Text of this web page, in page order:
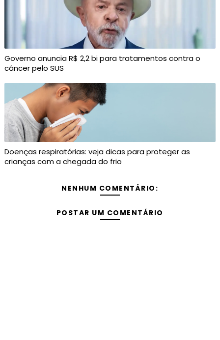
Governo anuncia R$ 2,2 bi para tratamentos contra o
câncer pelo SUS
Doenças respiratórias: veja dicas para proteger as
crianças com a chegada do frio
NENHUM COMENTÁRIO:
POSTAR UM COMENTÁRIO